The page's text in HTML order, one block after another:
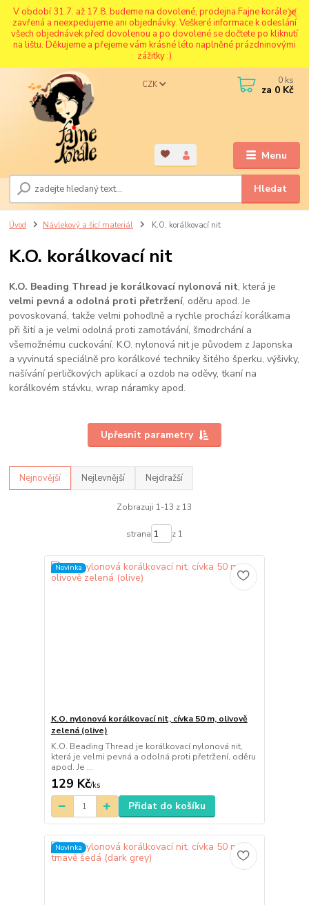
V období 31.7. až 17.8. budeme na dovolené, prodejna Fajne korále je
zavřená a neexpedujeme ani objednávky. Veškeré informace k odeslání
všech objednávek před dovolenou a po dovolené se dočtete po kliknutí
na lištu. Děkujeme a přejeme vám krásné léto naplněné prázdninovými
zážitky :)
Menu
CZK
Hledat
0 ks
za 0 Kč
Úvod Návlekový a šicí materiál K.O. korálkovací nit
K.O. korálkovací nit
K.O. Beading Thread je korálkovací nylonová nit, která je
velmi pevná a odolná proti přetržení, oděru apod. Je
povoskovaná, takže velmi pohodlně a rychle prochází korálkama
při šití a je velmi odolná proti zamotávání, šmodrchání a
všemožnému cuckování. K.O. nylonová nit je původem z Japonska
a vyvinutá speciálně pro korálkové techniky šitého šperku, výšivky,
našívání perličkových aplikací a ozdob na oděvy, tkaní na
korálkovém stávku, wrap náramky apod.
Upřesnit parametry
Nejnovější Nejlevnější Nejdražší
Zobrazuji 1-13 z 13
strana z 1
Novinka
K.O. nylonová korálkovací nit, cívka 50 m, olivově
zelená (olive)
K.O. Beading Thread je korálkovací nylonová nit,
která je velmi pevná a odolná proti přetržení, oděru
apod. Je ...
129 Kč/ks
Přidat do košíku
Novinka